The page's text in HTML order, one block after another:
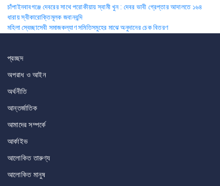
Post
navigation
চাঁপাইনবাবগঞ্জে দেবরের সাথে পরোকীয়ায় স্বামী খুন : দেবর ভাবী গ্রেপ্তার আদালতে ১৬৪
ধারায় স্বীকারোক্তিমূলক জবানবন্দি
মহিলা স্বেচ্ছাসেবী সমাজকল্যাণ সমিতিসমুহের মাঝে অনুদানের চেক বিতরণ
প্রচ্ছদ
অপরাধ ও আইন
অর্থনীতি
আন্তর্জাতিক
আমাদের সম্পর্কে
আর্কাইভ
আলোকিত তারুণ্য
আলোকিত মানুষ